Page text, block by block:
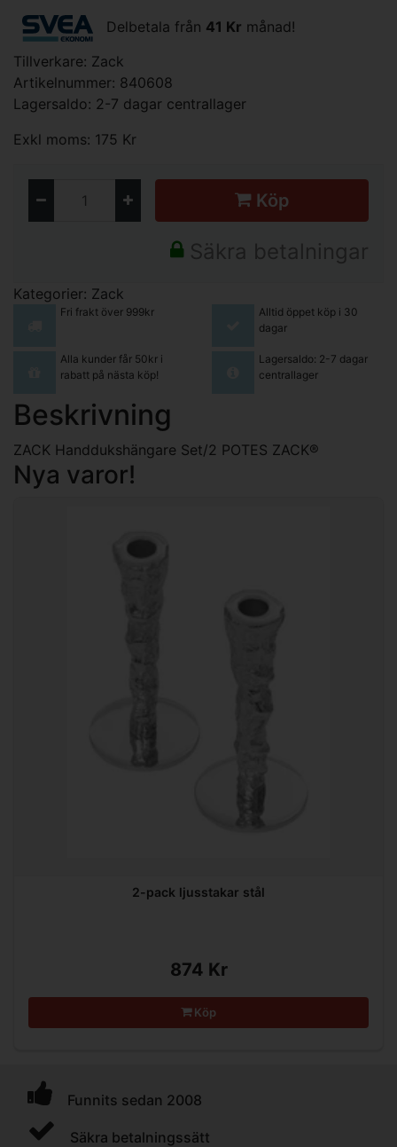
Delbetala från 41 Kr månad!
Tillverkare: Zack
Artikelnummer: 840608
Lagersaldo: 2-7 dagar centrallager
Exkl moms: 175 Kr
Köp
Säkra betalningar
Kategorier: Zack
Fri frakt över 999kr
Alltid öppet köp i 30
dagar
Alla kunder får 50kr i
rabatt på nästa köp!
Lagersaldo: 2-7 dagar
centrallager
Beskrivning
ZACK Handdukshängare Set/2 POTES ZACK®
Nya varor!
2-pack ljusstakar stål
874 Kr
Köp
Funnits sedan 2008
Säkra betalningssätt